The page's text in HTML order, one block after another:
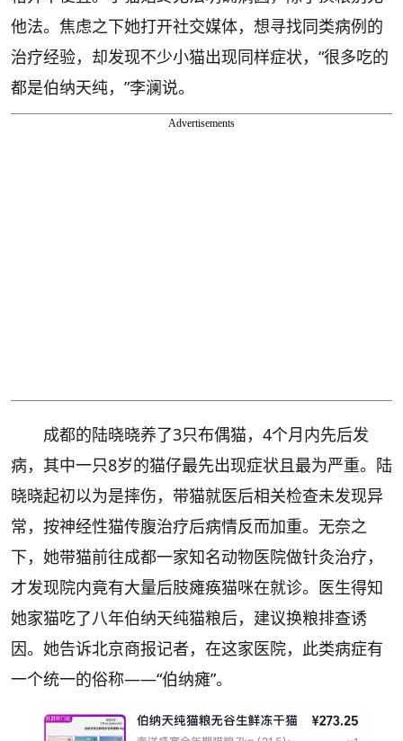
他法。焦虑之下她打开社交媒体，想寻找同类病例的
治疗经验，却发现不少小猫出现同样症状，“很多吃的
都是伯纳天纯，”李澜说。
Advertisements
成都的陆晓晓养了3只布偶猫，4个月内先后发
病，其中一只8岁的猫仔最先出现症状且最为严重。陆
晓晓起初以为是摔伤，带猫就医后相关检查未发现异
常，按神经性猫传腹治疗后病情反而加重。无奈之
下，她带猫前往成都一家知名动物医院做针灸治疗，
才发现院内竟有大量后肢瘫痪猫咪在就诊。医生得知
她家猫吃了八年伯纳天纯猫粮后，建议换粮排查诱
因。她告诉北京商报记者，在这家医院，此类病症有
一个统一的俗称——“伯纳瘫”。